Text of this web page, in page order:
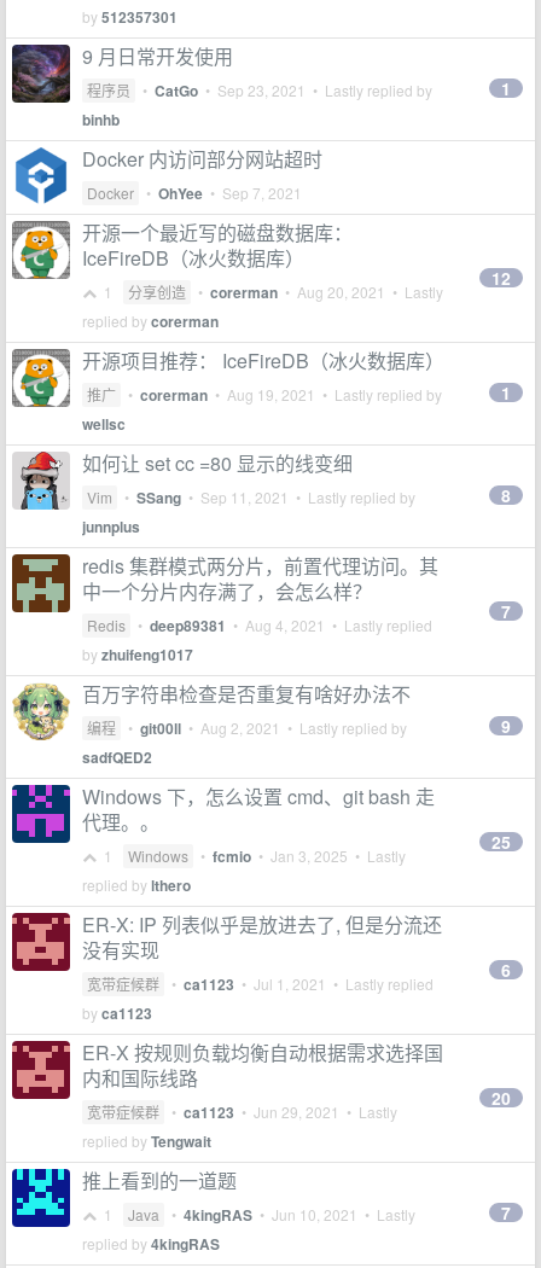
by512357301
9 月日常开发使用
程序员 • CatGo • Sep 23, 2021 • Lastly replied by
binhb
1
Docker 内访问部分网站超时
Docker • OhYee • Sep 7, 2021
开源一个最近写的磁盘数据库：
IceFireDB（冰火数据库）
1 分享创造 • corerman • Aug 20, 2021 • Lastly
replied bycorerman
12
开源项目推荐： IceFireDB（冰火数据库）
推广 • corerman • Aug 19, 2021 • Lastly replied by
wellsc
1
如何让 set cc =80 显示的线变细
Vim • SSang • Sep 11, 2021 • Lastly replied by
junnplus
8
redis 集群模式两分片，前置代理访问。其
中一个分片内存满了，会怎么样？
Redis • deep89381 • Aug 4, 2021 • Lastly replied
byzhuifeng1017
7
百万字符串检查是否重复有啥好办法不
编程 • git00ll • Aug 2, 2021 • Lastly replied by
sadfQED2
9
Windows 下，怎么设置 cmd、git bash 走
代理。。
1 Windows • fcmio • Jan 3, 2025 • Lastly
replied bylthero
25
ER-X: IP 列表似乎是放进去了, 但是分流还
没有实现
宽带症候群 • ca1123 • Jul 1, 2021 • Lastly replied
byca1123
6
ER-X 按规则负载均衡自动根据需求选择国
内和国际线路
宽带症候群 • ca1123 • Jun 29, 2021 • Lastly
replied byTengwait
20
推上看到的一道题
1 Java • 4kingRAS • Jun 10, 2021 • Lastly
replied by4kingRAS
7